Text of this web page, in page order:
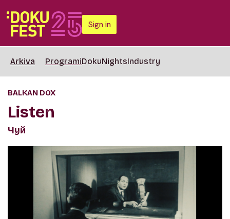
Sign in
Arkiva ProgramiDokuNightsIndustry
BALKAN DOX
Listen
Чyй